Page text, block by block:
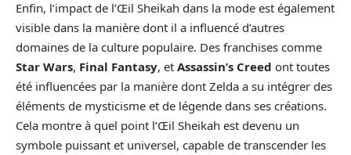
Enfin, l’impact de l’Œil Sheikah dans la mode est également
visible dans la manière dont il a influencé d’autres
domaines de la culture populaire. Des franchises comme
Star Wars, Final Fantasy, et Assassin’s Creed ont toutes
été influencées par la manière dont Zelda a su intégrer des
éléments de mysticisme et de légende dans ses créations.
Cela montre à quel point l’Œil Sheikah est devenu un
symbole puissant et universel, capable de transcender les